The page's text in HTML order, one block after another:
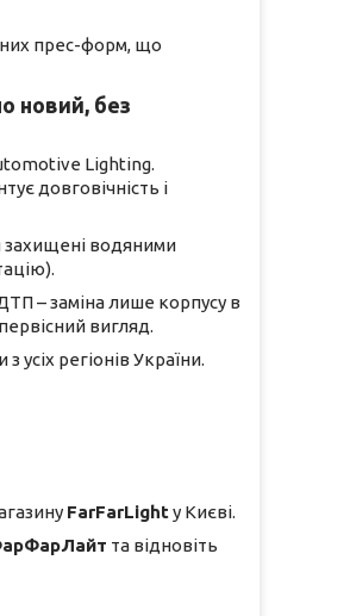
прес-форм, що
новий, без
Lighting.
довговічність і
захищені водяними
– заміна лише корпусу в
вигляд.
регіонів України.
FarFarLightу Києві.
та відновіть